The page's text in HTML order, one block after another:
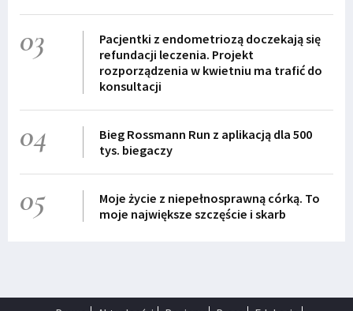
03
Pacjentki z endometriozą doczekają się
refundacji leczenia. Projekt
rozporządzenia w kwietniu ma trafić do
konsultacji
04
Bieg Rossmann Run z aplikacją dla 500
tys. biegaczy
05
Moje życie z niepełnosprawną córką. To
moje największe szczęście i skarb